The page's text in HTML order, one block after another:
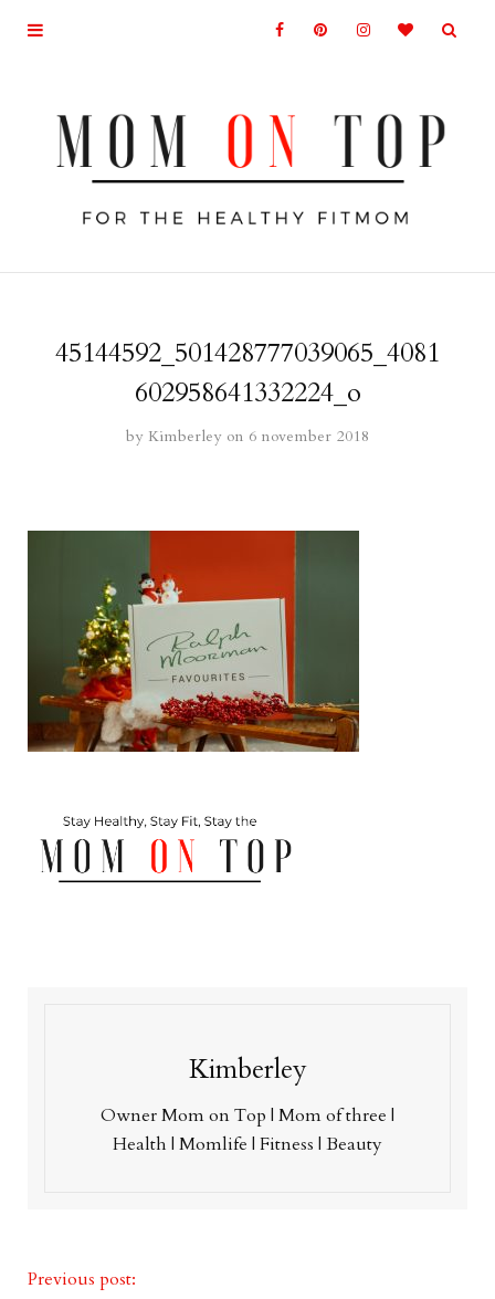
45144592_501428777039065_4081
602958641332224_o
by Kimberley on 6 november 2018
Kimberley
Owner Mom on Top | Mom of three |
Health | Momlife | Fitness | Beauty
Previous post: